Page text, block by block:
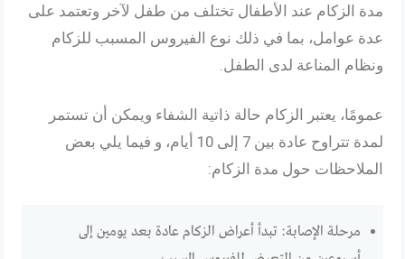
مدة الزكام عند الأطفال تختلف من طفل لآخر وتعتمد على
عدة عوامل، بما في ذلك نوع الفيروس المسبب للزكام
ونظام المناعة لدى الطفل.
عمومًا، يعتبر الزكام حالة ذاتية الشفاء ويمكن أن تستمر
لمدة تتراوح عادة بين 7 إلى 10 أيام، و فيما يلي بعض
الملاحظات حول مدة الزكام:
مرحلة الإصابة: تبدأ أعراض الزكام عادة بعد يومين إلى